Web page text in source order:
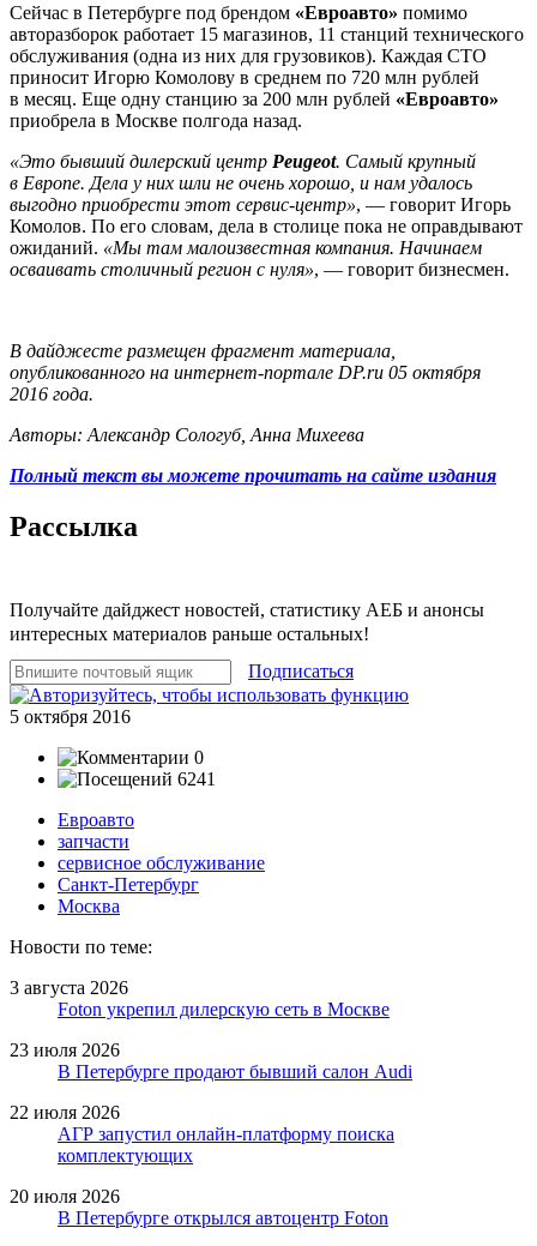
Сейчас в Петербурге под брендом «Евроавто» помимо
авторазборок работает 15 магазинов, 11 станций технического
обслуживания (одна из них для грузовиков). Каждая СТО
приносит Игорю Комолову в среднем по 720 млн рублей
в месяц. Еще одну станцию за 200 млн рублей «Евроавто»
приобрела в Москве полгода назад.
«Это бывший дилерский центр Peugeot. Самый крупный
в Европе. Дела у них шли не очень хорошо, и нам удалось
выгодно приобрести этот сервис-центр», — говорит Игорь
Комолов. По его словам, дела в столице пока не оправдывают
ожиданий. «Мы там малоизвестная компания. Начинаем
осваивать столичный регион с нуля», — говорит бизнесмен.
В дайджесте размещен фрагмент материала,
опубликованного на интернет-портале DP.ru 05 октября
2016 года.
Авторы: Александр Сологуб, Анна Михеева
Полный текст вы можете прочитать на сайте издания
Рассылка
Получайте дайджест новостей, статистику АЕБ и анонсы
интересных материалов раньше остальных!
Подписаться
5 октября 2016
0
6241
Евроавто
запчасти
сервисное обслуживание
Санкт-Петербург
Москва
Новости по теме:
3 августа 2026
Foton укрепил дилерскую сеть в Москве
23 июля 2026
В Петербурге продают бывший салон Audi
22 июля 2026
АГР запустил онлайн-платформу поиска
комплектующих
20 июля 2026
В Петербурге открылся автоцентр Foton